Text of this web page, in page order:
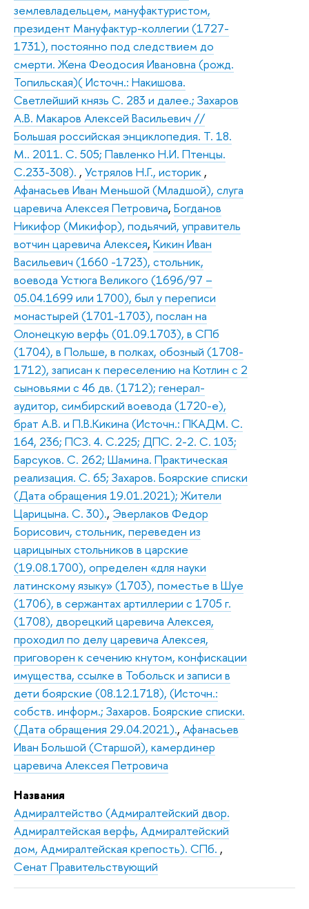
землевладельцем, мануфактуристом,
президент Мануфактур-коллегии (1727-
1731), постоянно под следствием до
смерти. Жена Феодосия Ивановна (рожд.
Топильская)( Источн.: Накишова.
Светлейший князь С. 283 и далее.; Захаров
А.В. Макаров Алексей Васильевич //
Большая российская энциклопедия. Т. 18.
М.. 2011. С. 505; Павленко Н.И. Птенцы.
С.233-308). , Устрялов Н.Г., историк ,
Афанасьев Иван Меньшой (Младшой), слуга
царевича Алексея Петровича, Богданов
Никифор (Микифор), подьячий, управитель
вотчин царевича Алексея, Кикин Иван
Васильевич (1660 -1723), стольник,
воевода Устюга Великого (1696/97 –
05.04.1699 или 1700), был у переписи
монастырей (1701-1703), послан на
Олонецкую верфь (01.09.1703), в СПб
(1704), в Польше, в полках, обозный (1708-
1712), записан к переселению на Котлин с 2
сыновьями с 46 дв. (1712); генерал-
аудитор, симбирский воевода (1720-е),
брат А.В. и П.В.Кикина (Источн.: ПКАДМ. С.
164, 236; ПСЗ. 4. С.225; ДПС. 2-2. С. 103;
Барсуков. С. 262; Шамина. Практическая
реализация. С. 65; Захаров. Боярские списки
(Дата обращения 19.01.2021); Жители
Царицына. С. 30)., Эверлаков Федор
Борисович, стольник, переведен из
царицыных стольников в царские
(19.08.1700), определен «для науки
латинскому языку» (1703), поместье в Шуе
(1706), в сержантах артиллерии с 1705 г.
(1708), дворецкий царевича Алексея,
проходил по делу царевича Алексея,
приговорен к сечению кнутом, конфискации
имущества, ссылке в Тобольск и записи в
дети боярские (08.12.1718), (Источн.:
собств. информ.; Захаров. Боярские списки.
(Дата обращения 29.04.2021)., Афанасьев
Иван Большой (Старшой), камердинер
царевича Алексея Петровича
Названия
Адмиралтейство (Адмиралтейский двор.
Адмиралтейская верфь, Адмиралтейский
дом, Адмиралтейская крепость). СПб. ,
Сенат Правительствующий